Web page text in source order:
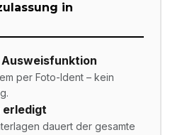
in
Ausweisfunktion
per Foto-Ident – kein
erledigt
dauert der gesamte